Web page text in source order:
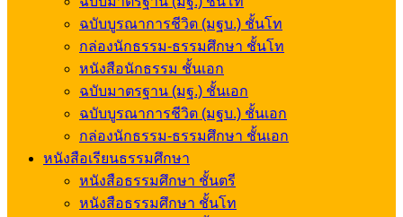
ฉบับบูรณาการชีวิต (มฐบ.) ชั้นโท
กล่องนักธรรม-ธรรมศึกษา ชั้นโท
หนังสือนักธรรม ชั้นเอก
ฉบับมาตรฐาน (มฐ.) ชั้นเอก
ฉบับบูรณาการชีวิต (มฐบ.) ชั้นเอก
กล่องนักธรรม-ธรรมศึกษา ชั้นเอก
หนังสือเรียนธรรมศึกษา
หนังสือธรรมศึกษา ชั้นตรี
หนังสือธรรมศึกษา ชั้นโท